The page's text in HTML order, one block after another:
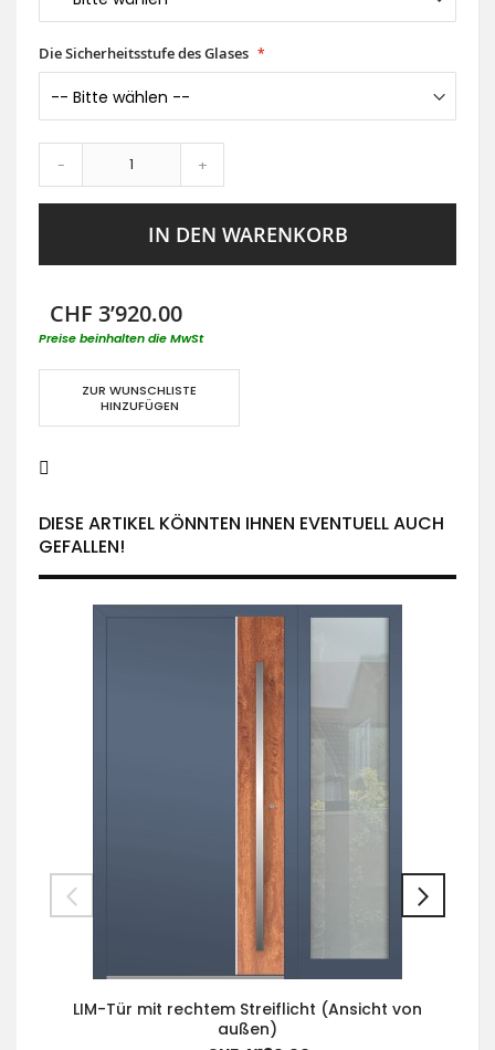
Die Sicherheitsstufe des Glases
- +
IN DEN WARENKORB
CHF 3’920.00
Preise beinhalten die MwSt
ZUR WUNSCHLISTE
HINZUFÜGEN
DIESE ARTIKEL KÖNNTEN IHNEN EVENTUELL AUCH
GEFALLEN!
LIM-Tür mit rechtem Streiflicht (Ansicht von
außen)